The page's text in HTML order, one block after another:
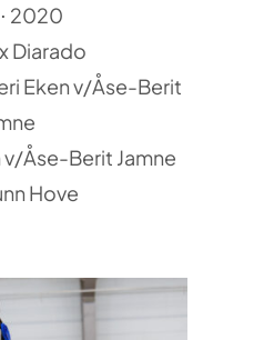
2020
Diarado
Eken v/Åse-Berit
Åse-Berit Jamne
Hove